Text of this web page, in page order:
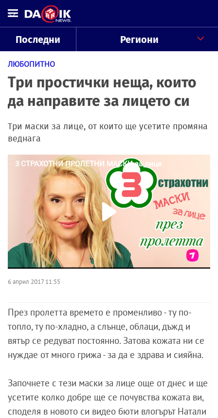
Последни Региони
ЛЮБОПИТНО
Три простички неща, които
да направите за лицето си
Три маски за лице, от които ще усетите промяна
веднага
6 април 2017 11:55
През пролетта времето е променливо - ту по-
топло, ту по-хладно, а слънце, облаци, дъжд и
вятър се редуват постоянно. Затова кожата ни се
нуждае от много грижа - за да е здрава и сияйна.
Започнете с тези маски за лице още от днес и ще
усетите колко добре ще се почувства кожата ви,
споделя в новото си видео бюти влогърът Натали